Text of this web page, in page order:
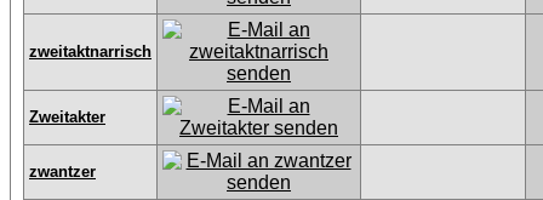
zweitaktnarrisch
Zweitakter
zwantzer